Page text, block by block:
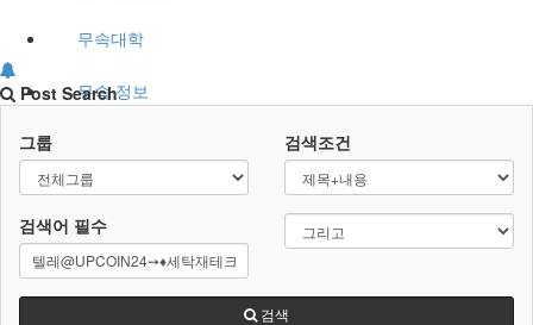
무속대학
무속 정보
굿 물품업체
Post Search
그룹 검색조건
검색어 필수
검색